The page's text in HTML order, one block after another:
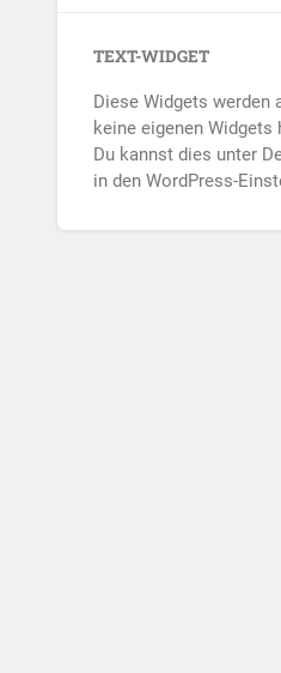
TEXT-WIDGET
Diese Widgets werden
keine eigenen Widgets
Du kannst dies unter
in den WordPress-